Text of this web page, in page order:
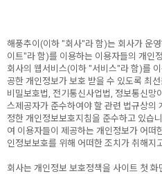
해풍추이(이하 "회사"라 함)는 회사가 운
이트"라 함)를 이용하는 이용자들의 개인
회사의 웹서비스(이하 "서비스"라 함)를
공한 개인정보가 보호 받을 수 있도록 최
비밀보호법, 전기통신사업법, 정보통신망
스제공자가 준수하여야 할 관련 법규상의
정한 개인정보보호지침을 준수하고 있습
여 이용자들이 제공하는 개인정보가 어떠
인정보보호를 위해 어떠한 조치가 취해지
회사는 개인정보 보호정책을 사이트 첫